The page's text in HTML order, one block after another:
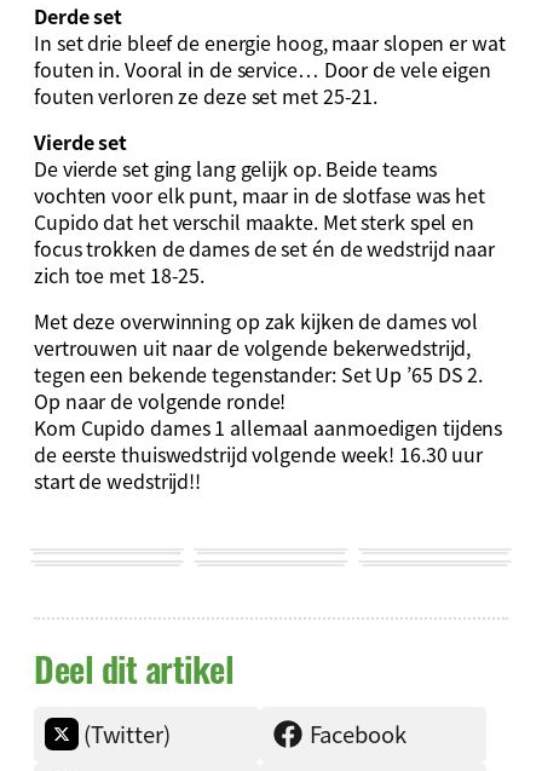
Derde set
In set drie bleef de energie hoog, maar slopen er wat
fouten in. Vooral in de service… Door de vele eigen
fouten verloren ze deze set met 25-21.
Vierde set
De vierde set ging lang gelijk op. Beide teams
vochten voor elk punt, maar in de slotfase was het
Cupido dat het verschil maakte. Met sterk spel en
focus trokken de dames de set én de wedstrijd naar
zich toe met 18-25.
Met deze overwinning op zak kijken de dames vol
vertrouwen uit naar de volgende bekerwedstrijd,
tegen een bekende tegenstander: Set Up ’65 DS 2.
Op naar de volgende ronde!
Kom Cupido dames 1 allemaal aanmoedigen tijdens
de eerste thuiswedstrijd volgende week! 16.30 uur
start de wedstrijd!!
Deel dit artikel
(Twitter)
Facebook